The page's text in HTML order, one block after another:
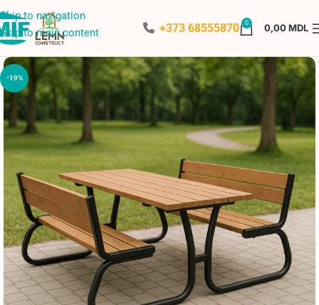
Skip to navigation
Skip to main content
+373 68555870 0 0,00MDL
-19%